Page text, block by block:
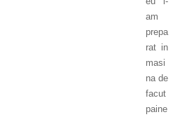
am
prepa
rat in
masi
na de
facut
paine